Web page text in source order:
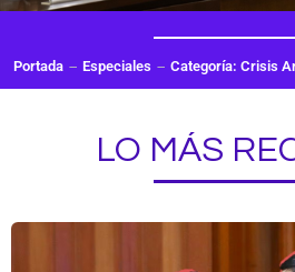
Portada Especiales Categoría: Crisis
LO MÁS